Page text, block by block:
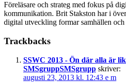
Föreläsare och strateg med fokus på
kommunikation. Brit Stakston har i
digital utveckling formar samhällen och
Trackbacks
SSWC 2013 - Ön där alla är
SMSgruppSMSgrupp skriver:
augusti 23, 2013 kl. 12:43 e m